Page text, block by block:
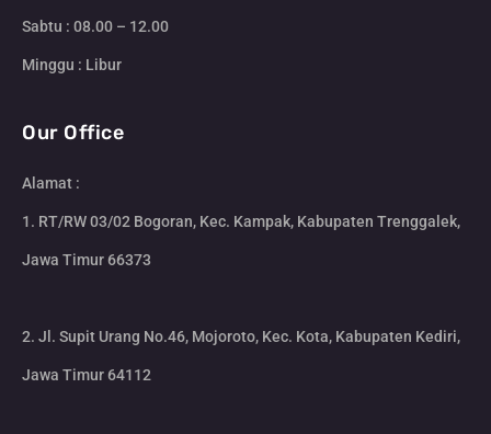
Sabtu : 08.00 – 12.00
Minggu : Libur
Our Office
Alamat :
1. RT/RW 03/02 Bogoran, Kec. Kampak, Kabupaten Trenggalek,
Jawa Timur 66373
2. Jl. Supit Urang No.46, Mojoroto, Kec. Kota, Kabupaten Kediri,
Jawa Timur 64112